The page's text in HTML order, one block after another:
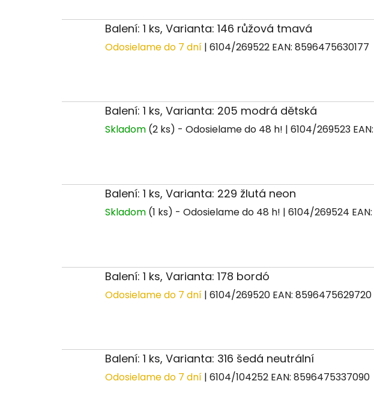
Balení: 1 ks, Varianta: 146 růžová tmavá
Odosielame do 7 dní | 6104/269522 EAN: 8596475630177
Balení: 1 ks, Varianta: 205 modrá dětská
Skladom (2 ks) | 6104/269523 EAN:
Balení: 1 ks, Varianta: 229 žlutá neon
Skladom (1 ks) | 6104/269524 EAN:
Balení: 1 ks, Varianta: 178 bordó
Odosielame do 7 dní | 6104/269520 EAN: 8596475629720
Balení: 1 ks, Varianta: 316 šedá neutrální
Odosielame do 7 dní | 6104/104252 EAN: 8596475337090